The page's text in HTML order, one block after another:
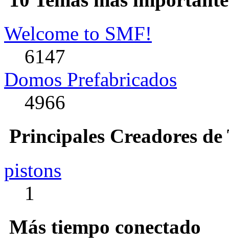
Welcome to SMF!
6147
Domos Prefabricados
4966
Principales Creadores de
pistons
1
Más tiempo conectado